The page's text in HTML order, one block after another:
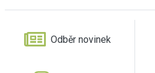
Odběr novinek